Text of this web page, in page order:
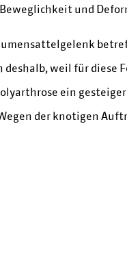
und
weil für diese
ein
der knotigen